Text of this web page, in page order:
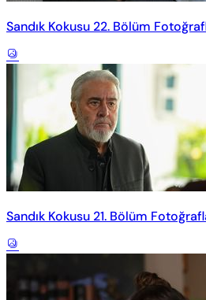
Sandık Kokusu 22. Bölüm
Sandık Kokusu 21. Bölüm